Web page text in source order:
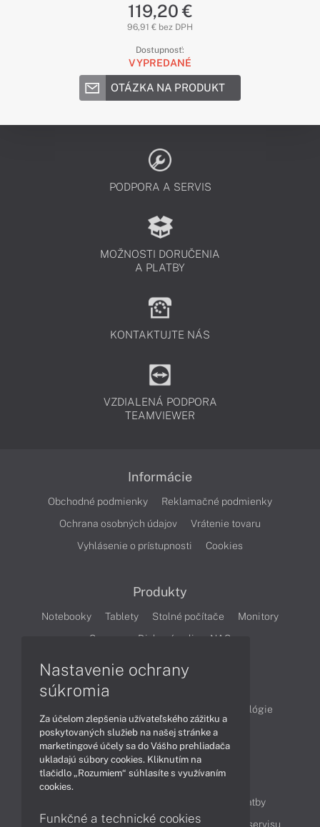
119,20 €
96,91 € bez DPH
Dostupnosť:
VYPREDANÉ
OTÁZKA NA PRODUKT
PODPORA A SERVIS
MOŽNOSTI DORUČENIA
A PLATBY
KONTAKTUJTE NÁS
VZDIALENÁ PODPORA
TEAMVIEWER
Informácie
Obchodné podmienky
Reklamačné podmienky
Ochrana osobných údajov
Vrátenie tovaru
Vyhlásenie o prístupnosti
Cookies
Produkty
Notebooky Tablety Stolné počítače
Monitory
Servery
Diskové polia a NAS
Technológie
Videá
Obsah
Možnosti doručenia a platby
Podpora a servis
Servisné služby Cenník servisu
Nastavenie ochrany
súkromia
Za účelom zlepšenia užívateľského zážitku a
poskytovaných služieb na našej stránke a
marketingové účely sa do Vášho prehliadača
ukladajú súbory cookies. Kliknutím na
tlačidlo „Rozumiem“ súhlasíte s využívaním
cookies.
Funkčné a technické cookies